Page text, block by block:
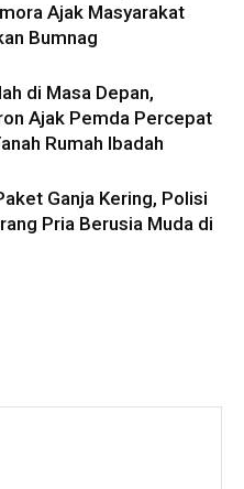
Ajak Masyarakat
Bumnag
di Masa Depan,
Ajak Pemda Percepat
Rumah Ibadah
Ganja Kering, Polisi
Pria Berusia Muda di